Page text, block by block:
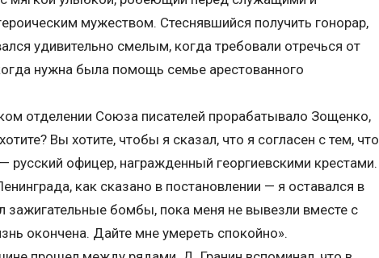
мужеством. Стеснявшийся получить гонорар,
удивительно смелым, когда требовали отречься от
нужна была помощь семье арестованного
отделении Союза писателей прорабатывало Зощенко,
Вы хотите, чтобы я сказал, что я согласен с тем, что
русский офицер, награжденный георгиевскими крестами.
как сказано в постановлении — я оставался в
зажигательные бомбы, пока меня не вывезли вместе с
окончена. Дайте мне умереть спокойно».